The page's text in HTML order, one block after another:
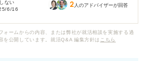
うな仕事内容になるのか、キャリアアッ
ない
6/16 2 人のアドバイザーが回答
ォームからの内容、または弊社が就活相談を実施する過
を公開しています。就活Q&A 編集方針は こちら